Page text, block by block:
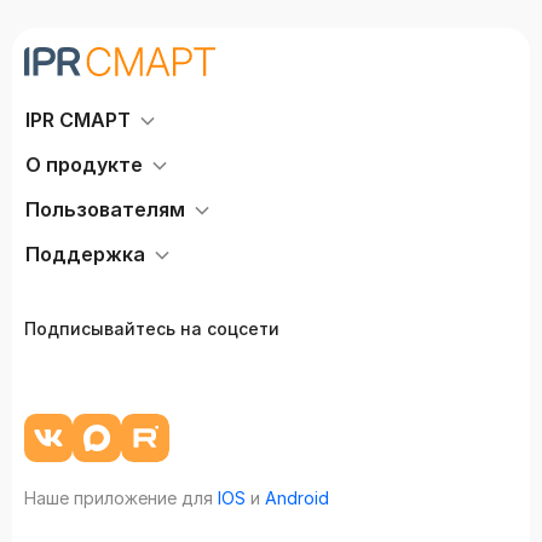
IPR СМАРТ
О продукте
Пользователям
Поддержка
Подписывайтесь на соцсети
Наше приложение для IOS и Android